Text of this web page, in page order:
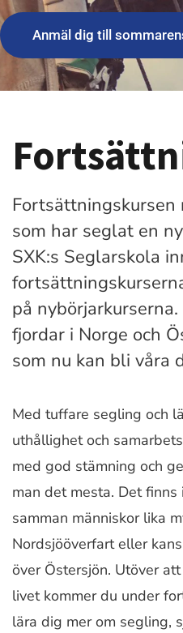
Anmäl dig till
som har seglat en
SXK:s Seglarskola
på
fjordar i Norge och
som nu kan bli våra
Med tuffare segling och
uthållighet och
med god stämning och
man det mesta. Det
samman människor lika
Nordsjööverfart eller
över Östersjön. Utöver
livet kommer du under
lära dig mer om segling,